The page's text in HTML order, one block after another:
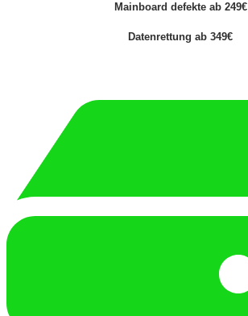
Mainboard defekte ab 249€
Datenrettung ab 349€